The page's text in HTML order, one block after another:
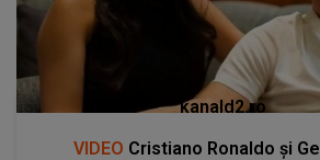
kanald2.ro
VIDEO Cristiano Ronaldo și